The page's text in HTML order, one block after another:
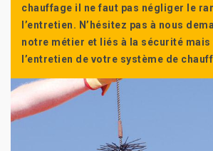
chauffage il ne faut pas négliger le
l’entretien. N’hésitez pas à nous
notre métier et liés à la sécurité mais
l’entretien de votre système de